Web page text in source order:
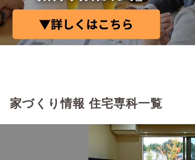
家づくり情報 住宅専科一覧
nagasakizaimokuten.co.jp/public_html/wp-